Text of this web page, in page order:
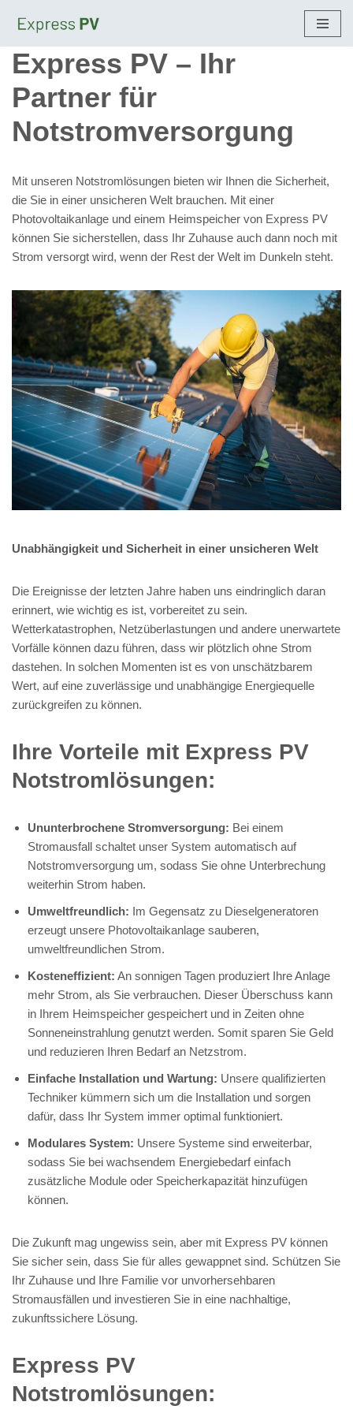
Inhalt
springen
Express PV – Ihr
Partner für
Notstromversorgung
Mit unseren Notstromlösungen bieten wir Ihnen die Sicherheit,
die Sie in einer unsicheren Welt brauchen. Mit einer
Photovoltaikanlage und einem Heimspeicher von Express PV
können Sie sicherstellen, dass Ihr Zuhause auch dann noch mit
Strom versorgt wird, wenn der Rest der Welt im Dunkeln steht.
Unabhängigkeit und Sicherheit in einer unsicheren Welt
Die Ereignisse der letzten Jahre haben uns eindringlich daran
erinnert, wie wichtig es ist, vorbereitet zu sein.
Wetterkatastrophen, Netzüberlastungen und andere unerwartete
Vorfälle können dazu führen, dass wir plötzlich ohne Strom
dastehen. In solchen Momenten ist es von unschätzbarem
Wert, auf eine zuverlässige und unabhängige Energiequelle
zurückgreifen zu können.
Ihre Vorteile mit Express PV
Notstromlösungen:
Ununterbrochene Stromversorgung: Bei einem
Stromausfall schaltet unser System automatisch auf
Notstromversorgung um, sodass Sie ohne Unterbrechung
weiterhin Strom haben.
Umweltfreundlich: Im Gegensatz zu Dieselgeneratoren
erzeugt unsere Photovoltaikanlage sauberen,
umweltfreundlichen Strom.
Kosteneffizient: An sonnigen Tagen produziert Ihre Anlage
mehr Strom, als Sie verbrauchen. Dieser Überschuss kann
in Ihrem Heimspeicher gespeichert und in Zeiten ohne
Sonneneinstrahlung genutzt werden. Somit sparen Sie Geld
und reduzieren Ihren Bedarf an Netzstrom.
Einfache Installation und Wartung: Unsere qualifizierten
Techniker kümmern sich um die Installation und sorgen
dafür, dass Ihr System immer optimal funktioniert.
Modulares System: Unsere Systeme sind erweiterbar,
sodass Sie bei wachsendem Energiebedarf einfach
zusätzliche Module oder Speicherkapazität hinzufügen
können.
Die Zukunft mag ungewiss sein, aber mit Express PV können
Sie sicher sein, dass Sie für alles gewappnet sind. Schützen Sie
Ihr Zuhause und Ihre Familie vor unvorhersehbaren
Stromausfällen und investieren Sie in eine nachhaltige,
zukunftssichere Lösung.
Express PV
Notstromlösungen: